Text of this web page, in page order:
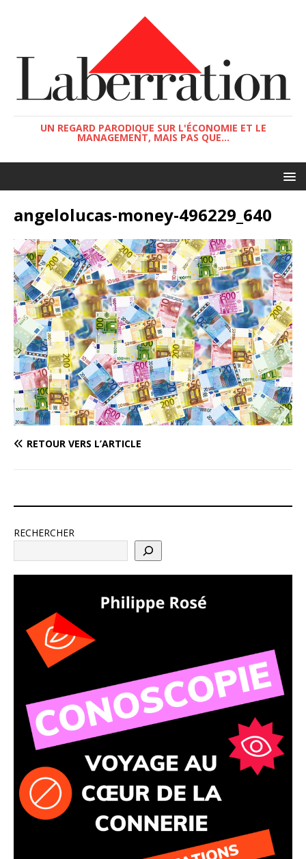
UN REGARD PARODIQUE SUR L'ÉCONOMIE ET LE
MANAGEMENT, MAIS PAS QUE...
angelolucas-money-496229_640
RETOUR VERS L’ARTICLE
RECHERCHER